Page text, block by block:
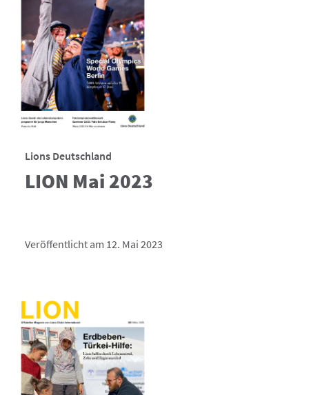
Lions Deutschland
LION Mai 2023
Veröffentlicht am 12. Mai 2023